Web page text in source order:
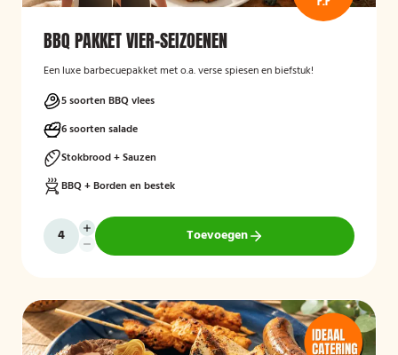
BBQ PAKKET VIER-SEIZOENEN
Een luxe barbecuepakket met o.a. verse spiesen en biefstuk!
5 soorten BBQ vlees
6 soorten salade
Stokbrood + Sauzen
BBQ + Borden en bestek
Toevoegen